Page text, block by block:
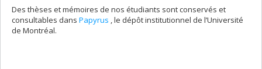
Des thèses et mémoires de nos étudiants sont conservés et
consultables dans Papyrus , le dépôt institutionnel de l’Université
de Montréal.